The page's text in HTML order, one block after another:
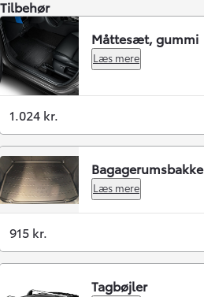
Tilbehør
Måttesæt, gummi
Læs mere
1.024 kr.
Bagagerumsbakke
Læs mere
915 kr.
Tagbøjler